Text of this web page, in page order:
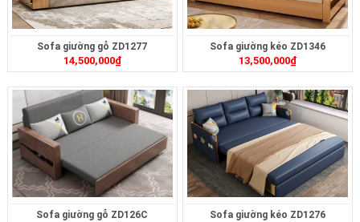
Sofa giường gỗ ZD1277
14,500,000₫
Sofa giường kéo ZD1346
13,500,000₫
Sofa giường gỗ ZD126C Sofa giường kéo ZD1276